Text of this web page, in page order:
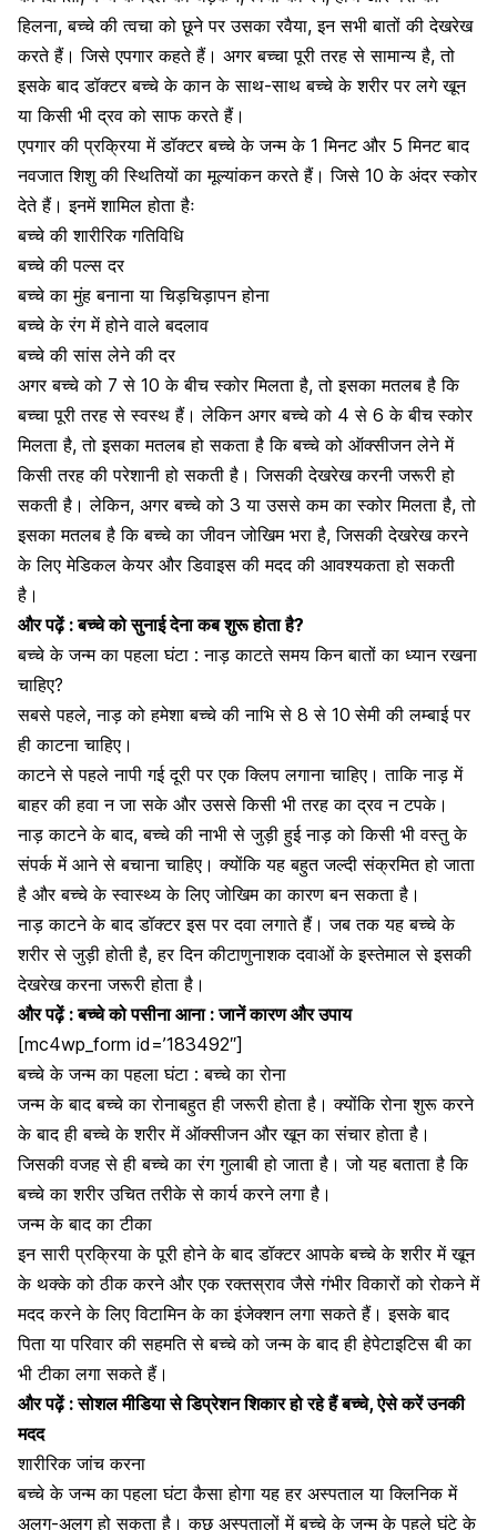
हिलना, बच्चे की त्वचा को छूने पर उसका रवैया, इन सभी बातों की देखरेख
करते हैं। जिसेएपगारकहते हैं। अगर बच्चा पूरी तरह से सामान्य है, तो
इसके बाद डॉक्टर बच्चे के कान के साथ-साथ बच्चे के शरीर पर लगे खून
या किसी भी द्रव को साफ करते हैं।
एपगार की प्रक्रिया में डॉक्टर बच्चे के जन्म के 1 मिनट और 5 मिनट बाद
नवजात शिशु की स्थितियों का मूल्यांकन करते हैं। जिसे 10 के अंदर स्कोर
देते हैं। इनमें शामिल होता हैः
बच्चे की शारीरिक गतिविधि
बच्चे की पल्स दर
बच्चे का मुंह बनाना याचिड़चिड़ापनहोना
बच्चे के रंग में होने वाले बदलाव
बच्चे की सांस लेने की दर
अगर बच्चे को 7 से 10 के बीच स्कोर मिलता है, तो इसका मतलब है कि
बच्चा पूरी तरह से स्वस्थ हैं। लेकिन अगर बच्चे को 4 से 6 के बीच स्कोर
मिलता है, तो इसका मतलब हो सकता है कि बच्चे को ऑक्सीजन लेने में
किसी तरह की परेशानी हो सकती है। जिसकी देखरेख करनी जरूरी हो
सकती है। लेकिन, अगर बच्चे को 3 या उससे कम का स्कोर मिलता है, तो
इसका मतलब है कि बच्चे का जीवन जोखिम भरा है, जिसकी देखरेख करने
के लिए मेडिकल केयर और डिवाइस की मदद की आवश्यकता हो सकती
है।
और पढ़ें :बच्चे को सुनाई देना कब शुरू होता है?
बच्चे के जन्म का पहला घंटा : नाड़ काटते समय किन बातों का ध्यान रखना
चाहिए?
सबसे पहले, नाड़ को हमेशा बच्चे की नाभि से 8 से 10 सेमी की लम्बाई पर
ही काटना चाहिए।
काटने से पहले नापी गई दूरी पर एक क्लिप लगाना चाहिए। ताकि नाड़ में
बाहर की हवा न जा सके और उससे किसी भी तरह का द्रव न टपके।
नाड़ काटने के बाद, बच्चे की नाभी से जुड़ी हुई नाड़ को किसी भी वस्तु के
संपर्क में आने से बचाना चाहिए। क्योंकि यह बहुत जल्दी संक्रमित हो जाता
है और बच्चे के स्वास्थ्य के लिए जोखिम का कारण बन सकता है।
नाड़ काटने के बाद डॉक्टर इस पर दवा लगाते हैं। जब तक यह बच्चे के
शरीर से जुड़ी होती है, हर दिन कीटाणुनाशक दवाओं के इस्तेमाल से इसकी
देखरेख करना जरूरी होता है।
और पढ़ें :बच्चे को पसीना आना : जानें कारण और उपाय
[mc4wp_form id=’183492″]
बच्चे के जन्म का पहला घंटा : बच्चे का रोना
जन्म के बाद बच्चे का रोनाबहुत ही जरूरी होता है। क्योंकि रोना शुरू करने
के बाद ही बच्चे के शरीर में ऑक्सीजन और खून का संचार होता है।
जिसकी वजह से ही बच्चे का रंग गुलाबी हो जाता है। जो यह बताता है कि
बच्चे का शरीर उचित तरीके से कार्य करने लगा है।
जन्म के बाद का टीका
इन सारी प्रक्रिया के पूरी होने के बाद डॉक्टर आपके बच्चे के शरीर मेंखून
के थक्केको ठीक करने और एक रक्तस्राव जैसे गंभीर विकारों को रोकने में
मदद करने के लिएविटामिन के का इंजेक्शनलगा सकते हैं। इसके बाद
पिता या परिवार की सहमति से बच्चे को जन्म के बाद ही हेपेटाइटिस बी का
भी टीका लगा सकते हैं।
और पढ़ें :सोशल मीडिया से डिप्रेशन शिकार हो रहे हैं बच्चे, ऐसे करें उनकी
मदद
शारीरिक जांच करना
बच्चे के जन्म का पहला घंटा कैसा होगा यह हर अस्पताल या क्लिनिक में
अलग-अलग हो सकता है। कुछ अस्पतालों में बच्चे के जन्म के पहले घंटे के